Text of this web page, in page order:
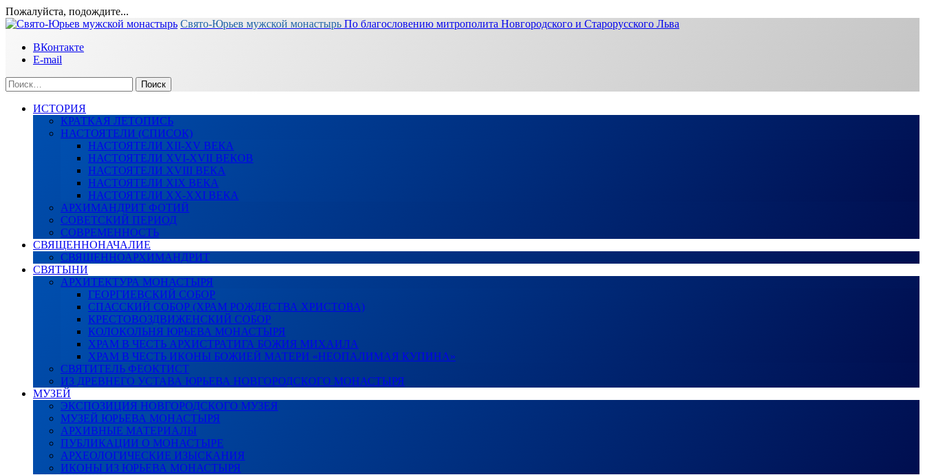
Пожалуйста, подождите...
Перейти
содержимому
Свято-Юрьев мужской монастырь По благословению митрополита Новгородского и Старорусского Льва
ВКонтакте
E-mail
Найти:
ИСТОРИЯ
КРАТКАЯ ЛЕТОПИСЬ
НАСТОЯТЕЛИ (СПИСОК)
НАСТОЯТЕЛИ XII-XV ВЕКА
НАСТОЯТЕЛИ XVI-XVII ВЕКОВ
НАСТОЯТЕЛИ XVIII ВЕКА
НАСТОЯТЕЛИ XIX ВЕКА
НАСТОЯТЕЛИ XX-XXI ВЕКА
АРХИМАНДРИТ ФОТИЙ
СОВЕТСКИЙ ПЕРИОД
СОВРЕМЕННОСТЬ
СВЯЩЕННОНАЧАЛИЕ
СВЯЩЕННОАРХИМАНДРИТ
СВЯТЫНИ
АРХИТЕКТУРА МОНАСТЫРЯ
ГЕОРГИЕВСКИЙ СОБОР
СПАССКИЙ СОБОР (ХРАМ РОЖДЕСТВА ХРИСТОВА)
КРЕСТОВОЗДВИЖЕНСКИЙ СОБОР
КОЛОКОЛЬНЯ ЮРЬЕВА МОНАСТЫРЯ
ХРАМ В ЧЕСТЬ АРХИСТРАТИГА БОЖИЯ МИХАИЛА
ХРАМ В ЧЕСТЬ ИКОНЫ БОЖИЕЙ МАТЕРИ «НЕОПАЛИМАЯ КУПИНА»
СВЯТИТЕЛЬ ФЕОКТИСТ
ИЗ ДРЕВНЕГО УСТАВА ЮРЬЕВА НОВГОРОДСКОГО МОНАСТЫРЯ
МУЗЕЙ
ЭКСПОЗИЦИЯ НОВГОРОДСКОГО МУЗЕЯ
МУЗЕЙ ЮРЬЕВА МОНАСТЫРЯ
АРХИВНЫЕ МАТЕРИАЛЫ
ПУБЛИКАЦИИ О МОНАСТЫРЕ
АРХЕОЛОГИЧЕСКИЕ ИЗЫСКАНИЯ
ИКОНЫ ИЗ ЮРЬЕВА МОНАСТЫРЯ